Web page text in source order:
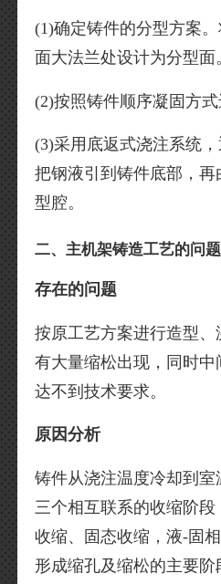
(1)确定铸件的分型方案
面大法兰处设计为分型面
(2)按照铸件顺序凝固方式
(3)采用底返式浇注系统
把钢液引到铸件底部，再
型腔。
二、主机架铸造工艺的问
存在的问题
按原工艺方案进行造型
有大量缩松出现，同时
达不到技术要求。
原因分析
铸件从浇注温度冷却到
三个相互联系的收缩阶段
收缩、固态收缩，液-固
形成缩孔及缩松的主要